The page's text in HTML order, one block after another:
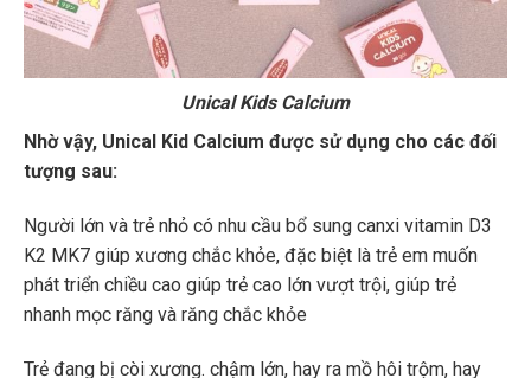
Unical Kids Calcium
Nhờ vậy, Unical Kid Calcium được sử dụng cho các đối
tượng sau:
Người lớn và trẻ nhỏ có nhu cầu bổ sung canxi vitamin D3
K2 MK7 giúp xương chắc khỏe, đặc biệt là trẻ em muốn
phát triển chiều cao giúp trẻ cao lớn vượt trội, giúp trẻ
nhanh mọc răng và răng chắc khỏe
Trẻ đang bị còi xương. chậm lớn, hay ra mồ hôi trộm, hay